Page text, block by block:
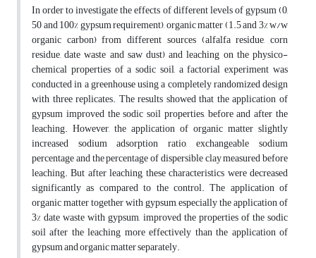
In order to investigate the effects of different levels of gypsum (0,
50 and 100% gypsum requirement), organic matter (1.5 and 3% w/w
organic carbon) from different sources (alfalfa residue, corn
residue, date waste and saw dust) and leaching on the physico-
chemical properties of a sodic soil, a factorial experiment was
conducted in a greenhouse using a completely randomized design
with three replicates. The results showed that the application of
gypsum improved the sodic soil properties, before and after the
leaching. However, the application of organic matter slightly
increased sodium adsorption ratio, exchangeable sodium
percentage and the percentage of dispersible clay measured before
leaching. But after leaching, these characteristics were decreased
significantly as compared to the control. The application of
organic matter together with gypsum, especially the application of
3% date waste with gypsum, improved the properties of the sodic
soil after the leaching more effectively than the application of
gypsum and organic matter separately.